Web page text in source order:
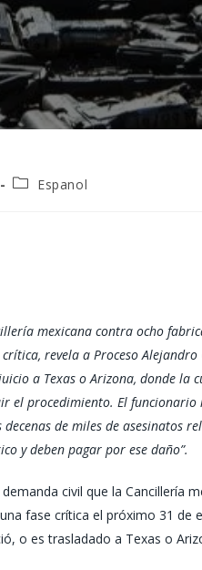
PostEspanol
mexicana contra ocho
revela a Proceso
a Texas o Arizona, donde
el procedimiento. El
de miles de asesinatos
y deben pagar por ese daño”.
demanda civil que la
fase crítica el próximo 31 de
o es trasladado a Texas o